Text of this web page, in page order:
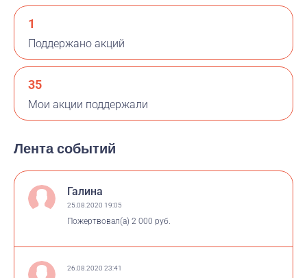
1
Поддержано акций
35
Мои акции поддержали
Лента событий
Галина
25.08.2020 19:05
Пожертвовал(а) 2 000 руб.
26.08.2020 23:41